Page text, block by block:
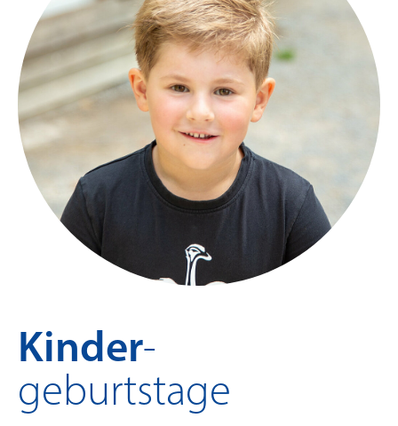
Kinder-
geburtstage